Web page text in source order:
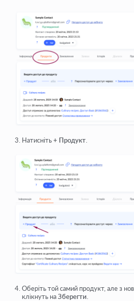
Натисніть+ Продукт
Оберіть той самий продукт, але з
клікнуть наЗберегти